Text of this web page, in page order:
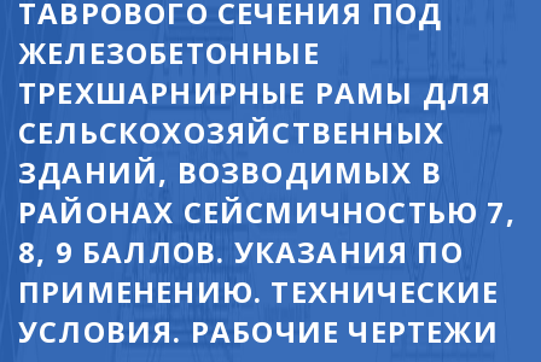
ТАВРОВОГО СЕЧЕНИЯ ПОД
ЖЕЛЕЗОБЕТОННЫЕ
ТРЕХШАРНИРНЫЕ РАМЫ ДЛЯ
СЕЛЬСКОХОЗЯЙСТВЕННЫХ
ЗДАНИЙ, ВОЗВОДИМЫХ В
РАЙОНАХ СЕЙСМИЧНОСТЬЮ 7,
8, 9 БАЛЛОВ. УКАЗАНИЯ ПО
ПРИМЕНЕНИЮ. ТЕХНИЧЕСКИЕ
УСЛОВИЯ. РАБОЧИЕ ЧЕРТЕЖИ